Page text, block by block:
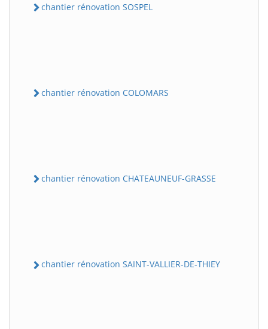
chantier rénovation SOSPEL
chantier rénovation COLOMARS
chantier rénovation CHATEAUNEUF-GRASSE
chantier rénovation SAINT-VALLIER-DE-THIEY